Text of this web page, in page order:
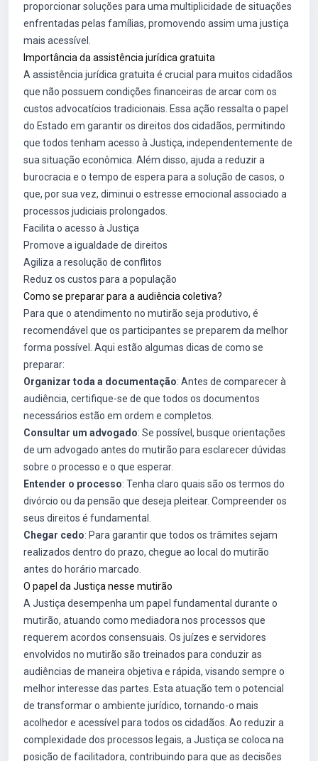
proporcionar soluções para uma multiplicidade de situações
enfrentadas pelas famílias, promovendo assim uma justiça
mais acessível.
Importância da assistência jurídica gratuita
A assistência jurídica gratuita é crucial para muitos cidadãos
que não possuem condições financeiras de arcar com os
custos advocatícios tradicionais. Essa ação ressalta o papel
do Estado em garantir os direitos dos cidadãos, permitindo
que todos tenham acesso à Justiça, independentemente de
sua situação econômica. Além disso, ajuda a reduzir a
burocracia e o tempo de espera para a solução de casos, o
que, por sua vez, diminui o estresse emocional associado a
processos judiciais prolongados.
Facilita o acesso à Justiça
Promove a igualdade de direitos
Agiliza a resolução de conflitos
Reduz os custos para a população
Como se preparar para a audiência coletiva?
Para que o atendimento no mutirão seja produtivo, é
recomendável que os participantes se preparem da melhor
forma possível. Aqui estão algumas dicas de como se
preparar:
Organizar toda a documentação: Antes de comparecer à
audiência, certifique-se de que todos os documentos
necessários estão em ordem e completos.
Consultar um advogado: Se possível, busque orientações
de um advogado antes do mutirão para esclarecer dúvidas
sobre o processo e o que esperar.
Entender o processo: Tenha claro quais são os termos do
divórcio ou da pensão que deseja pleitear. Compreender os
seus direitos é fundamental.
Chegar cedo: Para garantir que todos os trâmites sejam
realizados dentro do prazo, chegue ao local do mutirão
antes do horário marcado.
O papel da Justiça nesse mutirão
A Justiça desempenha um papel fundamental durante o
mutirão, atuando como mediadora nos processos que
requerem acordos consensuais. Os juízes e servidores
envolvidos no mutirão são treinados para conduzir as
audiências de maneira objetiva e rápida, visando sempre o
melhor interesse das partes. Esta atuação tem o potencial
de transformar o ambiente jurídico, tornando-o mais
acolhedor e acessível para todos os cidadãos. Ao reduzir a
complexidade dos processos legais, a Justiça se coloca na
posição de facilitadora, contribuindo para que as decisões